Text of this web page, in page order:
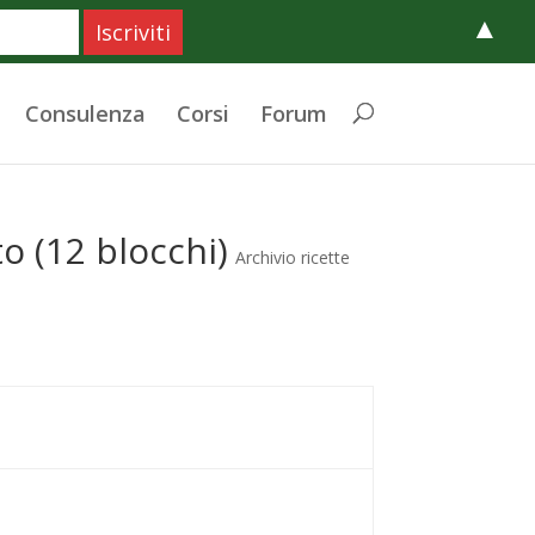
Consulenza Corsi Forum
(12 blocchi) Archivio ricette
▲